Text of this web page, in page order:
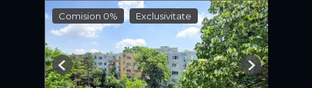
Comision 0% Exclusivitate
Previous Next